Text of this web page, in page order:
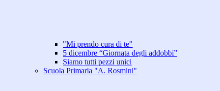
"Mi prendo cura di te"
5 dicembre “Giornata degli addobbi”
Siamo tutti pezzi unici
Scuola Primaria "A. Rosmini"